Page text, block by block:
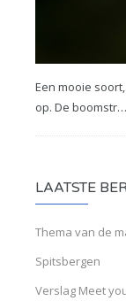
Een mooie
op. De
LAATSTE
Thema van de
Spitsbergen
Verslag Meet